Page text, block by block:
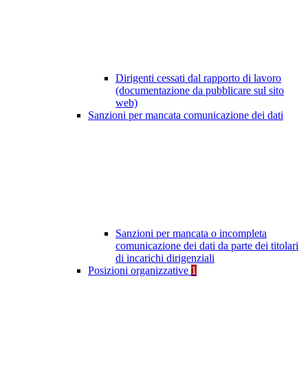
Dirigenti cessati dal rapporto di lavoro
(documentazione da pubblicare sul sito
web)
Sanzioni per mancata comunicazione dei dati
Sanzioni per mancata o incompleta
comunicazione dei dati da parte dei titolari
di incarichi dirigenziali
Posizioni organizzative 1